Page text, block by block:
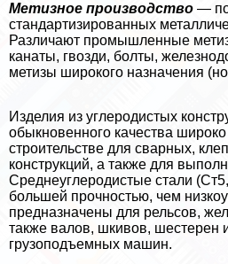
Метизное производство —
стандартизированных
Различают промышленные
канаты, гвозди, болты,
метизы широкого назначения
Изделия из углеродистых
обыкновенного качества
строительстве для сварных,
конструкций, а также для
Среднеуглеродистые стали
большей прочностью, чем
предназначены для рельсов,
также валов, шкивов, шестерен
грузоподъемных машин.